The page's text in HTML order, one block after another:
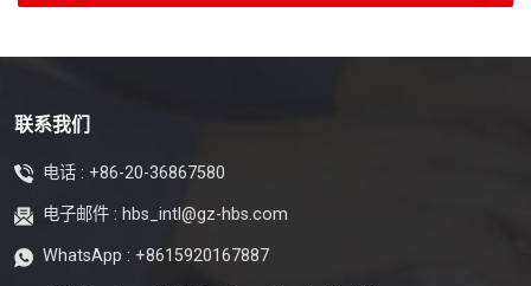
现异常声音，建议先检查冷媒压力、蒸发器表面是否结冰，或
使用荧光染料检测泄漏。若无法自行判断，则应使用专业设备
（如电子听诊器）来定位故障点。
联系我们
电话 : +86-20-36867580
电子邮件 : hbs_intl@gz-hbs.com
WhatsApp : +8615920167887